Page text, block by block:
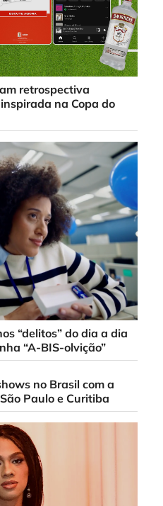
retrospectiva
na Copa do
“delitos” do dia a dia
“A-BIS-olvição”
no Brasil com a
Paulo e Curitiba